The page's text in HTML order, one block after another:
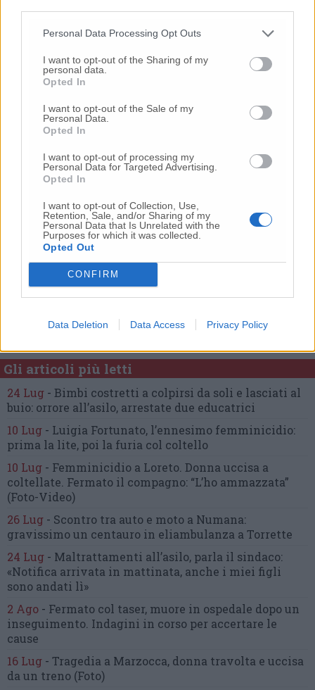
Personal Data Processing Opt Outs
I want to opt-out of the Sharing of my
personal data.
Opted In
I want to opt-out of the Sale of my
Personal Data.
Opted In
I want to opt-out of processing my
Personal Data for Targeted Advertising.
Opted In
I want to opt-out of Collection, Use,
Retention, Sale, and/or Sharing of my
Personal Data that Is Unrelated with the
Purposes for which it was collected.
Opted Out
CONFIRM
Data Deletion Data Access Privacy Policy
© RIPRODUZIONE RISERVATA
Commenti
Nessun commento presente
Commenta
Commenta l'articolo
Gli articoli più letti
24 Lug - Bimbi costretti a colpirsi da soli e lasciati al
buio: orrore all’asilo, arrestate due educatrici
10 Lug - Luigia Fortunato, l’ennesimo femminicidio:
prima la lite, poi la furia col coltello
10 Lug - Femminicidio a Loreto. Donna uccisa a
coltellate. Fermato il compagno: “L’ho ammazzata”
(Foto-Video)
26 Lug - Scontro tra auto e moto a Numana:
gravissimo un centauro in eliambulanza a Torrette
24 Lug - Maltrattamenti all’asilo, parla il sindaco:
«Notifica arrivata in mattinata, anche i miei figli
sono andati lì»
2 Ago - Fermato col taser, muore in ospedale dopo un
inseguimento. Indagini in corso per accertare le
cause
16 Lug - Tragedia a Marzocca, donna travolta e uccisa
da un treno (Foto)